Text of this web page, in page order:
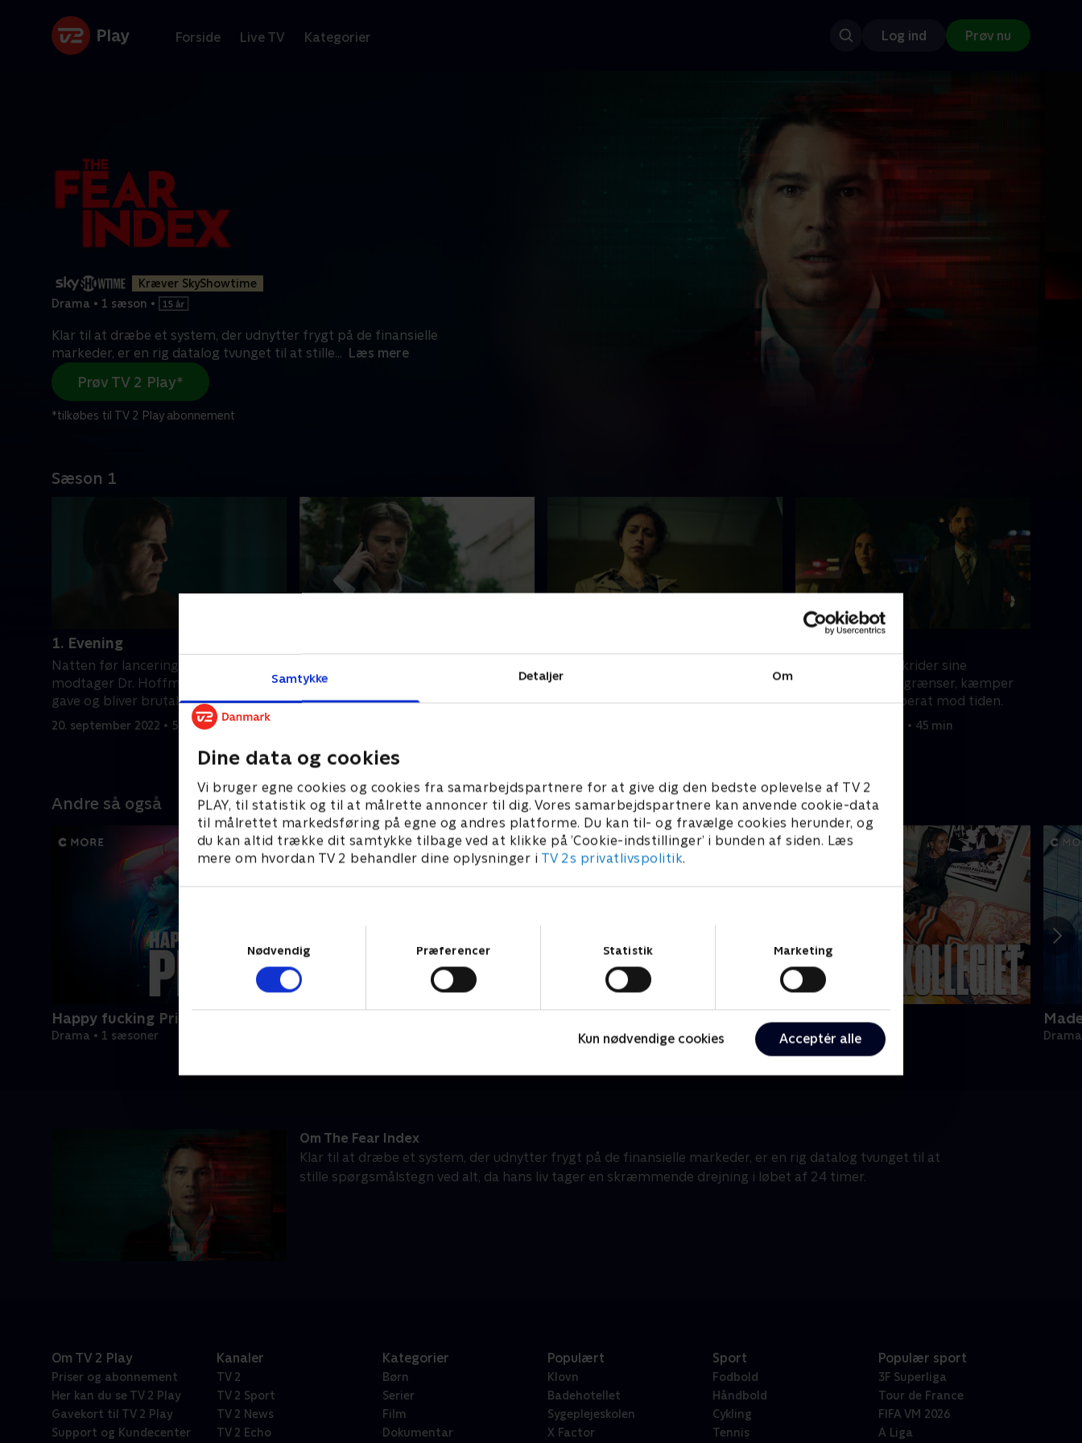
Samtykke Detaljer Om
Dine data og cookies
Vi bruger egne cookies og cookies fra samarbejdspartnere for at give dig den bedste oplevelse af TV 2
PLAY, til statistik og til at målrette annoncer til dig. Vores samarbejdspartnere kan anvende cookie-data
til målrettet markedsføring på egne og andres platforme. Du kan til- og fravælge cookies herunder, og
du kan altid trække dit samtykke tilbage ved at klikke på ’Cookie-indstillinger’ i bunden af siden. Læs
mere om hvordan TV 2 behandler dine oplysninger i TV 2s privatlivspolitik.
Nødvendig
Præferencer Statistik Marketing
Kun nødvendige cookies Acceptér alle
Forside Live TV Kategorier Log ind Prøv nu
Kræver SkyShowtime
Drama • 1 sæson •
Klar til at dræbe et system, der udnytter frygt på de finansielle
markeder, er en rig datalog tvunget til at stille... Læs mere
Prøv TV 2 Play*
*tilkøbes til TV 2 Play abonnement
Sæson 1
1. Evening
Natten før lanceringen af VIXAL-4
modtager Dr. Hoffman en anonym
gave og bliver brutalt overfaldet.
20. september 2022 • 50 min
begynder Dr. Hoffman at tvivle på sin
egen sindstilstand.
højder, da hans ubudne gæst vender
Da VIXAL-4 overskrider sine
programmeringsgrænser, kæmper
Dr. Hoffman desperat mod tiden.
20. september 2022 • 45 min
Andre så også
Happy fucking Pride
Drama • 1 sæsoner
Kollegiet
Drama • 1 sæsoner
Om The Fear Index
Klar til at dræbe et system, der udnytter frygt på de finansielle markeder, er en rig datalog tvunget til at
stille spørgsmålstegn ved alt, da hans liv tager en skræmmende drejning i løbet af 24 timer.
Om TV 2 Play
Priser og abonnement
Her kan du se TV 2 Play
Gavekort til TV 2 Play
Support og Kundecenter
Kanaler
TV 2
TV 2 Sport
TV 2 News
TV 2 Echo
Kategorier
Børn
Serier
Film
Dokumentar
Populært
Klovn
Badehotellet
Sygeplejeskolen
X Factor
Sport
Fodbold
Håndbold
Cykling
Tennis
Populær sport
3F Superliga
Tour de France
FIFA VM 2026
A Liga